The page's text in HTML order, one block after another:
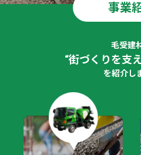
事業
毛受建
“街づくりを支
を紹介し